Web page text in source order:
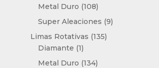
productos
Metal Duro 108108
productos
Super Aleaciones 99
Limas Rotativas 135135
Diamante 11
producto
Metal Duro 134134